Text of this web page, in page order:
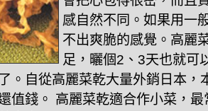
感自然不同。如果用一
不出爽脆的感覺。高麗
足，曬個2、3天也就可
。自從高麗菜乾大量外銷日本
值錢。 高麗菜乾適合作小菜，